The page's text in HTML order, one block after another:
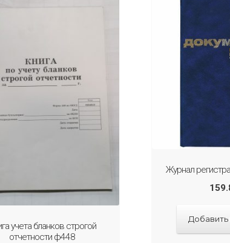
учета бланков строгой
отчетности ф448
Журнал
Добавить